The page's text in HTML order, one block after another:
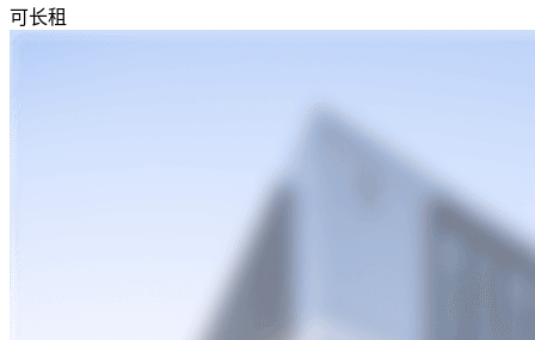
可长租